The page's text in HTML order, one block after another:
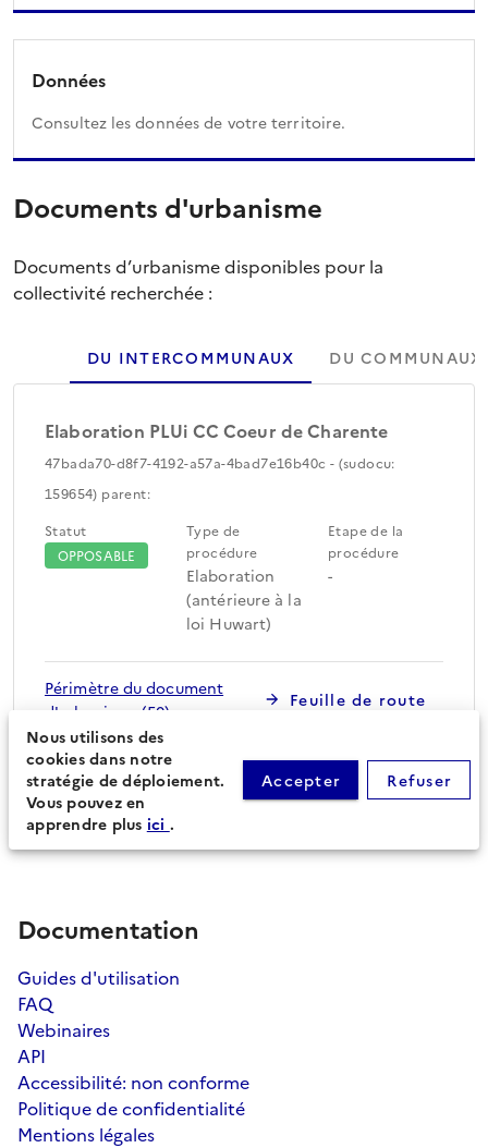
Données
Consultez les données de votre territoire.
Documents d'urbanisme
Documents d’urbanisme disponibles pour la
collectivité recherchée :
DU INTERCOMMUNAUX DU COMMUNAUX
Elaboration PLUi CC Coeur de Charente
47bada70-d8f7-4192-a57a-4bad7e16b40c - (sudocu:
159654) parent:
Statut
OPPOSABLE
Type de
procédure
Elaboration
(antérieure à la
loi Huwart)
Etape de la
procédure
-
Périmètre du document
d'urbanisme (50)
Feuille de route
Procédures secondaires
Documentation
Guides d'utilisation
FAQ
Webinaires
API
Accessibilité: non conforme
Politique de confidentialité
Mentions légales
Nous utilisons des
cookies dans notre
stratégie de déploiement.
Vous pouvez en
apprendre plus ici .
Accepter Refuser